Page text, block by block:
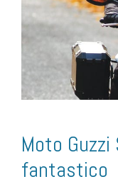
Moto
fantastico